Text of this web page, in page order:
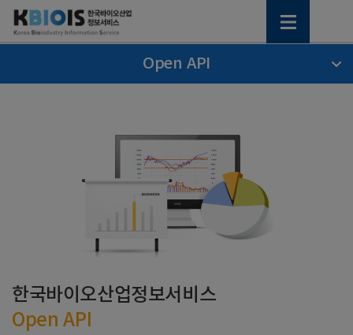
Open API
한국바이오산업정보서비스
Open API